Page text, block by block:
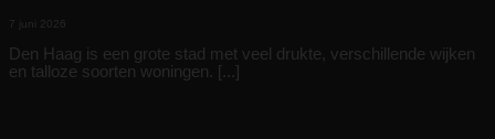
7 juni 2026
Den Haag is een grote stad met veel drukte, verschillende wijken
en talloze soorten woningen. [...]